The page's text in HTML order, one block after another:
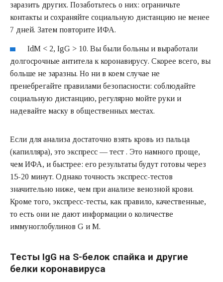
заразить других. Позаботьтесь о них: ограничьте
контакты и сохраняйте социальную дистанцию не менее
7 дней. Затем повторите ИФА.
IdM < 2, IgG > 10. Вы были больны и выработали
долгосрочные антитела к коронавирусу. Скорее всего, вы
больше не заразны. Но ни в коем случае не
пренебрегайте правилами безопасности: соблюдайте
социальную дистанцию, регулярно мойте руки и
надевайте маску в общественных местах.
Если для анализа достаточно взять кровь из пальца
(капилляра), это экспресс — тест . Это намного проще,
чем ИФА, и быстрее: его результаты будут готовы через
15-20 минут. Однако точность экспресс-тестов
значительно ниже, чем при анализе венозной крови.
Кроме того, экспресс-тесты, как правило, качественные,
то есть они не дают информации о количестве
иммуноглобулинов G и M.
Тесты IgG на S-белок спайка и другие
белки коронавируса